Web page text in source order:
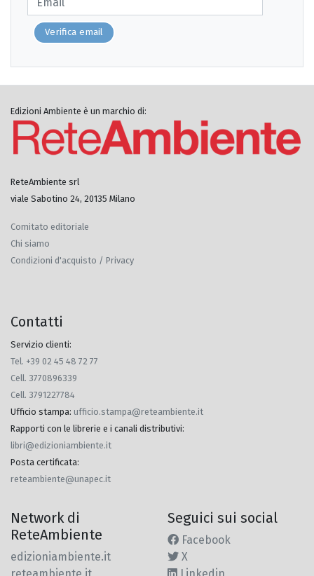
Verifica email
Edizioni Ambiente è un marchio di:
ReteAmbiente srl
viale Sabotino 24, 20135 Milano
Comitato editoriale
Chi siamo
Condizioni d'acquisto / Privacy
Contatti
Servizio clienti:
Tel. +39 02 45 48 72 77
Cell. 3770896339
Cell. 3791227784
Ufficio stampa: ufficio.stampa@reteambiente.it
Rapporti con le librerie e i canali distributivi:
libri@edizioniambiente.it
Posta certificata:
reteambiente@unapec.it
Network di
ReteAmbiente
edizioniambiente.it
Seguici sui social
Facebook
X